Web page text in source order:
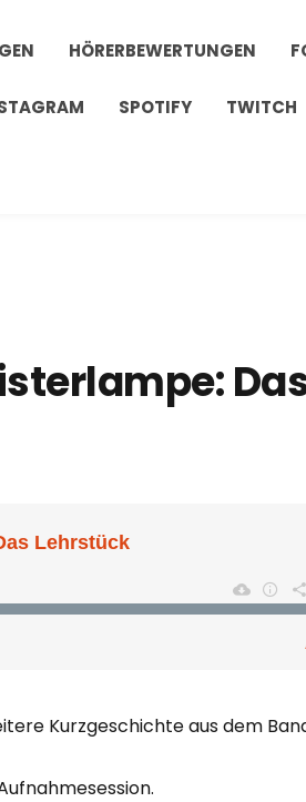
HÖRERBEWERTUNGEN
SPOTIFY TWITCH
Kurzgeschichte aus dem